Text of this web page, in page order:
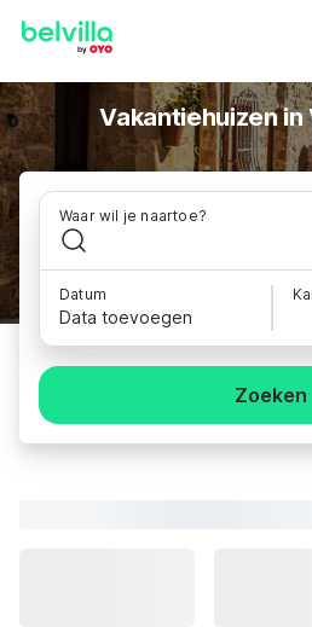
Vakantiehuizen
Waar wil je naartoe?
Datum
Data toevoegen
Zoeken